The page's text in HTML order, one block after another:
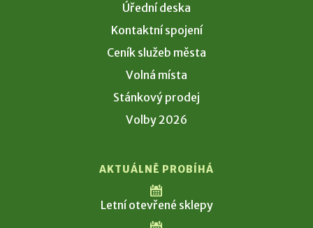
Úřední deska
Kontaktní spojení
Ceník služeb města
Volná místa
Stánkový prodej
Volby 2026
AKTUÁLNĚ PROBÍHÁ
Letní otevřené sklepy